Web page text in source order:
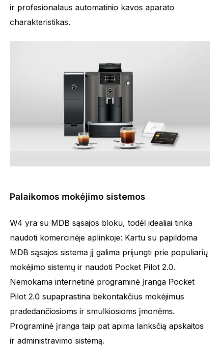
ir profesionalaus automatinio kavos aparato
charakteristikas.
Palaikomos mokėjimo sistemos
W4 yra su MDB sąsajos bloku, todėl idealiai tinka
naudoti komercinėje aplinkoje: Kartu su papildoma
MDB sąsajos sistema jį galima prijungti prie populiarių
mokėjimo sistemų ir naudoti Pocket Pilot 2.0.
Nemokama internetinė programinė įranga Pocket
Pilot 2.0 supaprastina bekontakčius mokėjimus
pradedančiosioms ir smulkiosioms įmonėms.
Programinė įranga taip pat apima lanksčią apskaitos
ir administravimo sistemą.